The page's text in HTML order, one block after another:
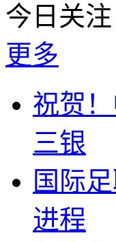
今日关注
更多
祝贺
三银
国际
进程